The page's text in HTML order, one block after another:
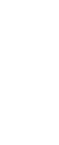
月02日